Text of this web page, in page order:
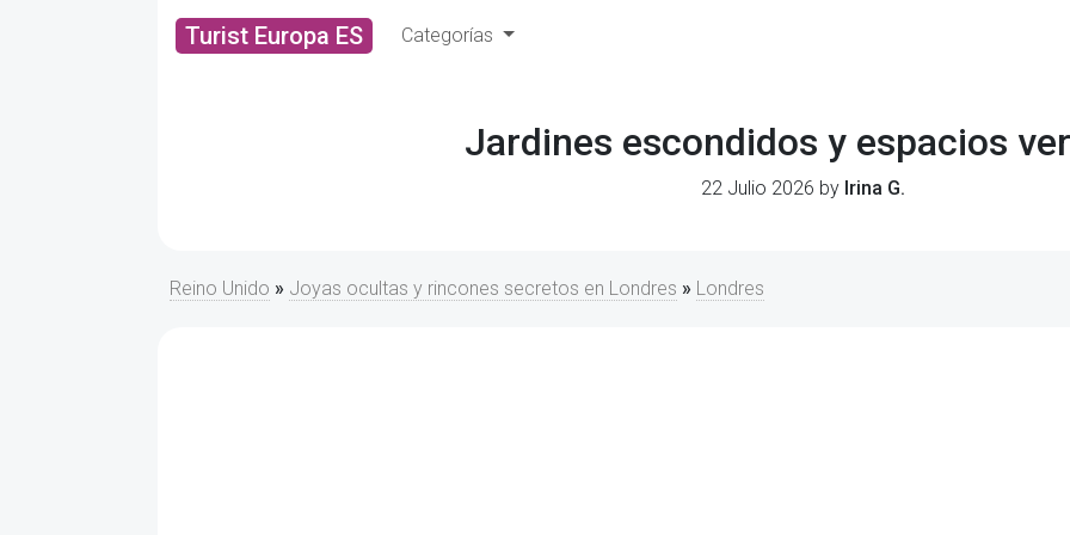
Turist Europa ES Categorías
Jardines escondidos y espacios
22 Julio 2026 by Irina G.
Reino Unido » Joyas ocultas y rincones secretos en Londres » Londres